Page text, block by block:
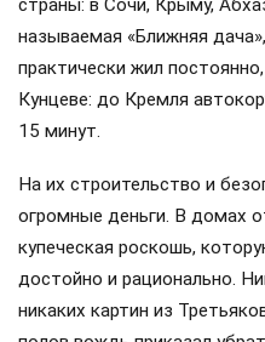
уже позже в Кремле для
разнообразном изобилии
повара.
Удивительно, но человек с
Союз, но после войны — и
оставался приверженцем
привычек…
Кто в теремочке живёт?